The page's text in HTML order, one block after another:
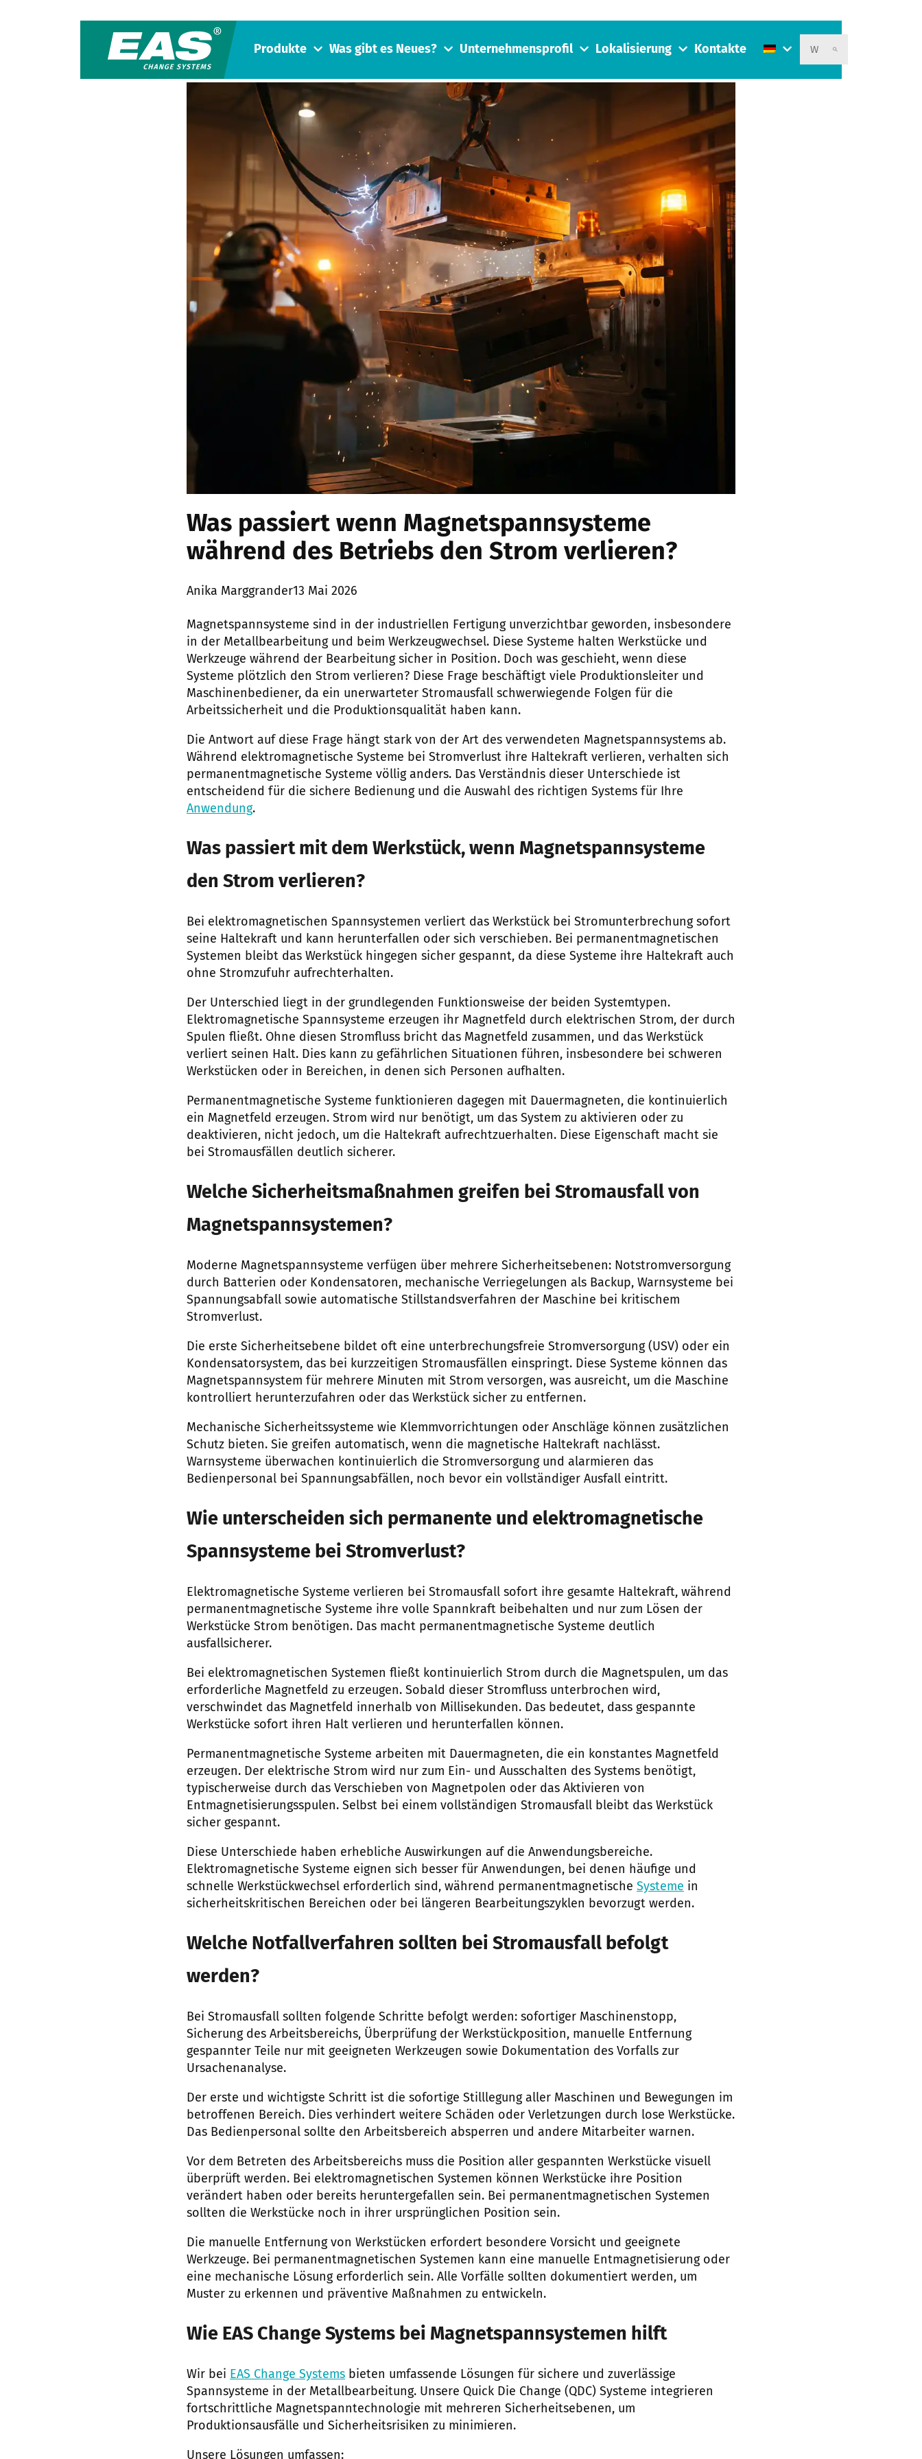
Produkte Was gibt es Neues? Unternehmensprofil Lokalisierung Kontakte
Was passiert wenn Magnetspannsysteme
während des Betriebs den Strom verlieren?
Posted
Anika Marggrander13 Mai 2026
Magnetspannsysteme sind in der industriellen Fertigung unverzichtbar geworden, insbesondere
in der Metallbearbeitung und beim Werkzeugwechsel. Diese Systeme halten Werkstücke und
Werkzeuge während der Bearbeitung sicher in Position. Doch was geschieht, wenn diese
Systeme plötzlich den Strom verlieren? Diese Frage beschäftigt viele Produktionsleiter und
Maschinenbediener, da ein unerwarteter Stromausfall schwerwiegende Folgen für die
Arbeitssicherheit und die Produktionsqualität haben kann.
Die Antwort auf diese Frage hängt stark von der Art des verwendeten Magnetspannsystems ab.
Während elektromagnetische Systeme bei Stromverlust ihre Haltekraft verlieren, verhalten sich
permanentmagnetische Systeme völlig anders. Das Verständnis dieser Unterschiede ist
entscheidend für die sichere Bedienung und die Auswahl des richtigen Systems für Ihre
Anwendung.
Was passiert mit dem Werkstück, wenn Magnetspannsysteme
den Strom verlieren?
Bei elektromagnetischen Spannsystemen verliert das Werkstück bei Stromunterbrechung sofort
seine Haltekraft und kann herunterfallen oder sich verschieben. Bei permanentmagnetischen
Systemen bleibt das Werkstück hingegen sicher gespannt, da diese Systeme ihre Haltekraft auch
ohne Stromzufuhr aufrechterhalten.
Der Unterschied liegt in der grundlegenden Funktionsweise der beiden Systemtypen.
Elektromagnetische Spannsysteme erzeugen ihr Magnetfeld durch elektrischen Strom, der durch
Spulen fließt. Ohne diesen Stromfluss bricht das Magnetfeld zusammen, und das Werkstück
verliert seinen Halt. Dies kann zu gefährlichen Situationen führen, insbesondere bei schweren
Werkstücken oder in Bereichen, in denen sich Personen aufhalten.
Permanentmagnetische Systeme funktionieren dagegen mit Dauermagneten, die kontinuierlich
ein Magnetfeld erzeugen. Strom wird nur benötigt, um das System zu aktivieren oder zu
deaktivieren, nicht jedoch, um die Haltekraft aufrechtzuerhalten. Diese Eigenschaft macht sie
bei Stromausfällen deutlich sicherer.
Welche Sicherheitsmaßnahmen greifen bei Stromausfall von
Magnetspannsystemen?
Moderne Magnetspannsysteme verfügen über mehrere Sicherheitsebenen: Notstromversorgung
durch Batterien oder Kondensatoren, mechanische Verriegelungen als Backup, Warnsysteme bei
Spannungsabfall sowie automatische Stillstandsverfahren der Maschine bei kritischem
Stromverlust.
Die erste Sicherheitsebene bildet oft eine unterbrechungsfreie Stromversorgung (USV) oder ein
Kondensatorsystem, das bei kurzzeitigen Stromausfällen einspringt. Diese Systeme können das
Magnetspannsystem für mehrere Minuten mit Strom versorgen, was ausreicht, um die Maschine
kontrolliert herunterzufahren oder das Werkstück sicher zu entfernen.
Mechanische Sicherheitssysteme wie Klemmvorrichtungen oder Anschläge können zusätzlichen
Schutz bieten. Sie greifen automatisch, wenn die magnetische Haltekraft nachlässt.
Warnsysteme überwachen kontinuierlich die Stromversorgung und alarmieren das
Bedienpersonal bei Spannungsabfällen, noch bevor ein vollständiger Ausfall eintritt.
Wie unterscheiden sich permanente und elektromagnetische
Spannsysteme bei Stromverlust?
Elektromagnetische Systeme verlieren bei Stromausfall sofort ihre gesamte Haltekraft, während
permanentmagnetische Systeme ihre volle Spannkraft beibehalten und nur zum Lösen der
Werkstücke Strom benötigen. Das macht permanentmagnetische Systeme deutlich
ausfallsicherer.
Bei elektromagnetischen Systemen fließt kontinuierlich Strom durch die Magnetspulen, um das
erforderliche Magnetfeld zu erzeugen. Sobald dieser Stromfluss unterbrochen wird,
verschwindet das Magnetfeld innerhalb von Millisekunden. Das bedeutet, dass gespannte
Werkstücke sofort ihren Halt verlieren und herunterfallen können.
Permanentmagnetische Systeme arbeiten mit Dauermagneten, die ein konstantes Magnetfeld
erzeugen. Der elektrische Strom wird nur zum Ein- und Ausschalten des Systems benötigt,
typischerweise durch das Verschieben von Magnetpolen oder das Aktivieren von
Entmagnetisierungsspulen. Selbst bei einem vollständigen Stromausfall bleibt das Werkstück
sicher gespannt.
Diese Unterschiede haben erhebliche Auswirkungen auf die Anwendungsbereiche.
Elektromagnetische Systeme eignen sich besser für Anwendungen, bei denen häufige und
schnelle Werkstückwechsel erforderlich sind, während permanentmagnetische Systeme in
sicherheitskritischen Bereichen oder bei längeren Bearbeitungszyklen bevorzugt werden.
Welche Notfallverfahren sollten bei Stromausfall befolgt
werden?
Bei Stromausfall sollten folgende Schritte befolgt werden: sofortiger Maschinenstopp,
Sicherung des Arbeitsbereichs, Überprüfung der Werkstückposition, manuelle Entfernung
gespannter Teile nur mit geeigneten Werkzeugen sowie Dokumentation des Vorfalls zur
Ursachenanalyse.
Der erste und wichtigste Schritt ist die sofortige Stilllegung aller Maschinen und Bewegungen im
betroffenen Bereich. Dies verhindert weitere Schäden oder Verletzungen durch lose Werkstücke.
Das Bedienpersonal sollte den Arbeitsbereich absperren und andere Mitarbeiter warnen.
Vor dem Betreten des Arbeitsbereichs muss die Position aller gespannten Werkstücke visuell
überprüft werden. Bei elektromagnetischen Systemen können Werkstücke ihre Position
verändert haben oder bereits heruntergefallen sein. Bei permanentmagnetischen Systemen
sollten die Werkstücke noch in ihrer ursprünglichen Position sein.
Die manuelle Entfernung von Werkstücken erfordert besondere Vorsicht und geeignete
Werkzeuge. Bei permanentmagnetischen Systemen kann eine manuelle Entmagnetisierung oder
eine mechanische Lösung erforderlich sein. Alle Vorfälle sollten dokumentiert werden, um
Muster zu erkennen und präventive Maßnahmen zu entwickeln.
Wie EAS Change Systems bei Magnetspannsystemen hilft
Wir bei EAS Change Systems bieten umfassende Lösungen für sichere und zuverlässige
Spannsysteme in der Metallbearbeitung. Unsere Quick Die Change (QDC) Systeme integrieren
fortschrittliche Magnetspanntechnologie mit mehreren Sicherheitsebenen, um
Produktionsausfälle und Sicherheitsrisiken zu minimieren.
Unsere Lösungen umfassen: